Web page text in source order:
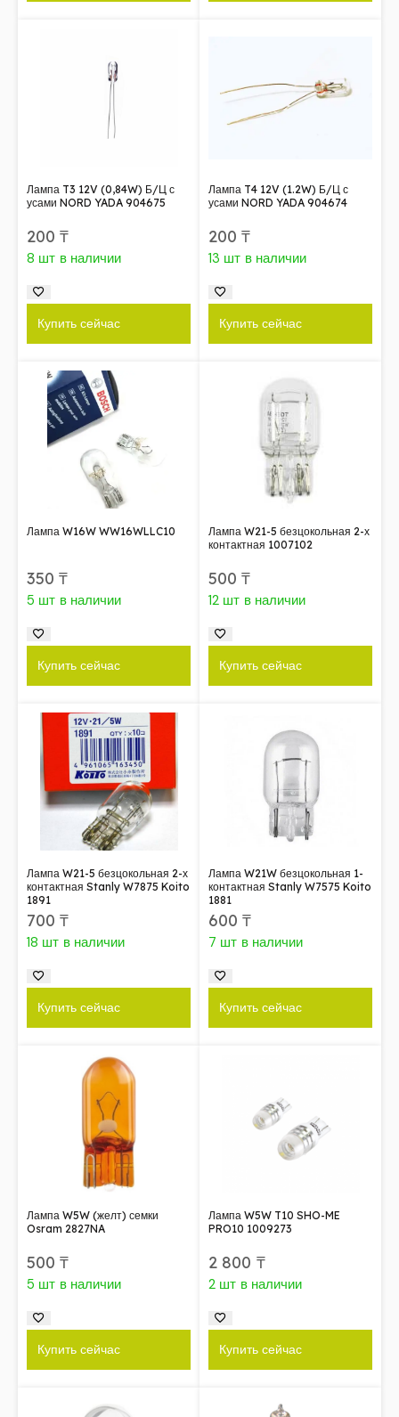
Лампа T3 12V (0,84W) Б/Ц с
усами NORD YADA 904675
200₸
8 шт в наличии
Купить сейчас
Лампа T4 12V (1.2W) Б/Ц с
усами NORD YADA 904674
200₸
13 шт в наличии
Купить сейчас
Лампа W16W WW16WLLC10
350₸
5 шт в наличии
Купить сейчас
Лампа W21-5 безцокольная 2-х
контактная 1007102
500₸
12 шт в наличии
Купить сейчас
Лампа W21-5 безцокольная 2-х
контактная Stanly W7875 Koito
1891
700₸
18 шт в наличии
Купить сейчас
Лампа W21W безцокольная 1-
контактная Stanly W7575 Koito
1881
600₸
7 шт в наличии
Купить сейчас
Лампа W5W (желт) семки
Osram 2827NA
500₸
5 шт в наличии
Купить сейчас
Лампа W5W T10 SHO-ME
PRO10 1009273
2 800 ₸
2 шт в наличии
Купить сейчас